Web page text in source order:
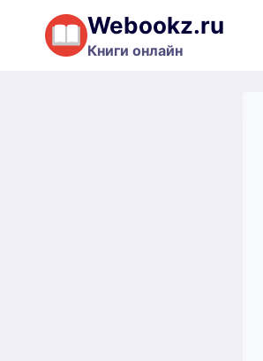
Перейти
содержимому
Webookz.ru
Книги онлайн